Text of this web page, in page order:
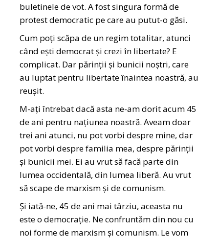
buletinele de vot. A fost singura formă de
protest democratic pe care au putut-o găsi.
Cum poți scăpa de un regim totalitar, atunci
când ești democrat și crezi în libertate? E
complicat. Dar părinții și bunicii noștri, care
au luptat pentru libertate înaintea noastră, au
reușit.
M-ați întrebat dacă asta ne-am dorit acum 45
de ani pentru națiunea noastră. Aveam doar
trei ani atunci, nu pot vorbi despre mine, dar
pot vorbi despre familia mea, despre părinții
și bunicii mei. Ei au vrut să facă parte din
lumea occidentală, din lumea liberă. Au vrut
să scape de marxism și de comunism.
Și iată-ne, 45 de ani mai târziu, aceasta nu
este o democrație. Ne confruntăm din nou cu
noi forme de marxism și comunism. Le vom